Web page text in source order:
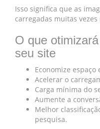
Isso significa que as
carregadas muitas
O que
seu site
Economize espaço
Acelerar o
Carga mínima do
Aumente a
Melhor
pesquisa.